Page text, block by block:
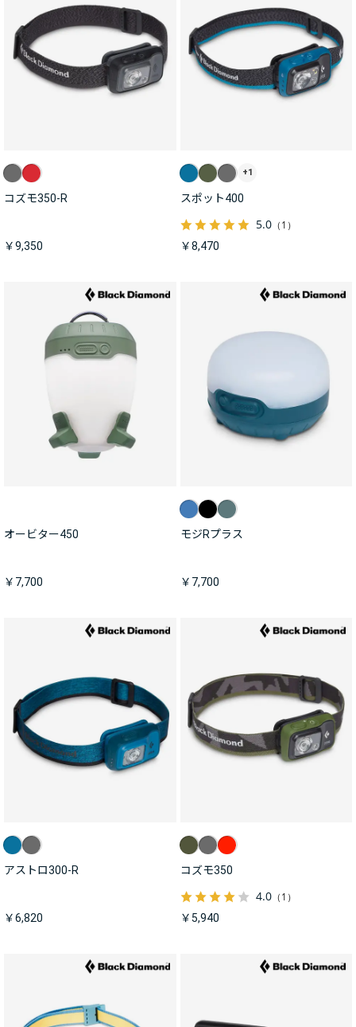
コズモ350-R
￥9,350
+1
スポット400
5.0（1）
￥8,470
オービター450
￥7,700
モジRプラス
￥7,700
アストロ300-R
￥6,820
コズモ350
4.0（1）
￥5,940